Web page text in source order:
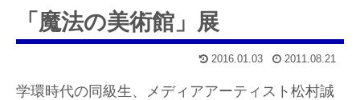
「魔法の美術館」展
2016.01.03 2011.08.21
学環時代の同級生、メディアアーティスト松村誠